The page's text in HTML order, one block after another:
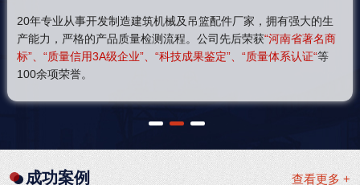
20年专业从事开发制造建筑机械及吊篮配件厂家，拥有强大的生
产能力，严格的产品质量检测流程。公司先后荣获“河南省著名商
标”、“质量信用3A级企业”、“科技成果鉴定”、“质量体系认证“等
100余项荣誉。
1 2 3
查看更多 +
成功案例